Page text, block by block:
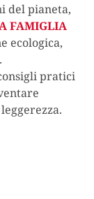
del pianeta,
FAMIGLIA
ecologica,
pratici